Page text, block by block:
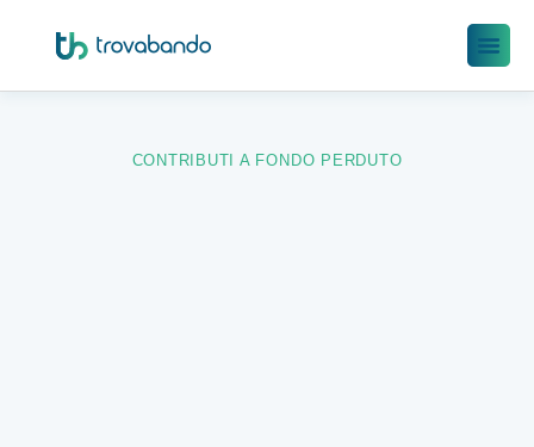
CONTRIBUTI A FONDO PERDUTO